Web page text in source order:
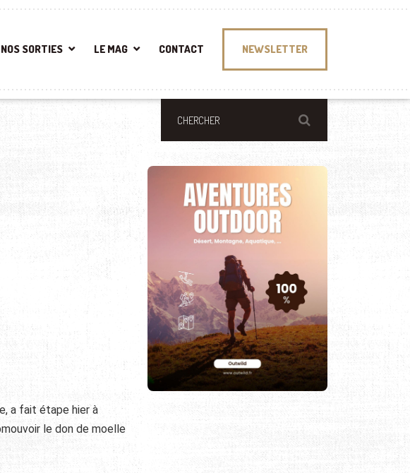
NOS SORTIES LE MAG CONTACT NEWSLETTER
a fait étape hier à
le don de moelle